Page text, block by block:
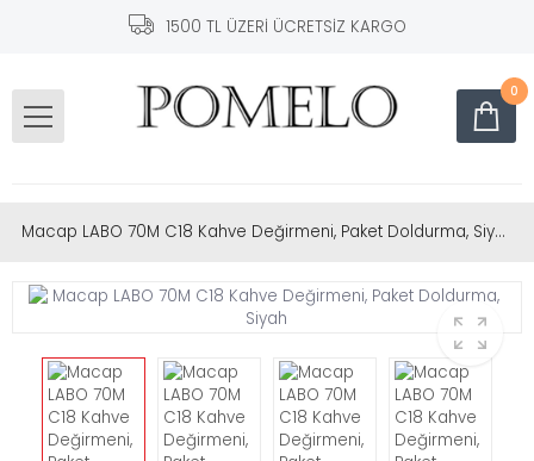
1500 TL ÜZERİ ÜCRETSİZ KARGO
0
Macap LABO 70M C18 Kahve Değirmeni, Paket Doldurma, Siyah